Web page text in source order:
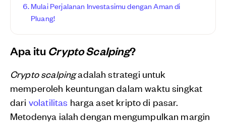
Mulai Perjalanan Investasimu dengan Aman di
Pluang!
Apa itu Crypto Scalping?
Crypto scalpingadalah strategi untuk
memperoleh keuntungan dalam waktu singkat
dari volatilitas harga aset kripto di pasar.
Metodenya ialah dengan mengumpulkan margin